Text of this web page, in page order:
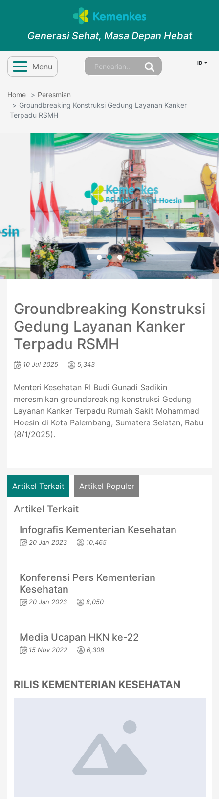
Generasi Sehat, Masa Depan Hebat
Menu ID
Home
Peresmian
Groundbreaking Konstruksi Gedung Layanan Kanker
Terpadu RSMH
Groundbreaking Konstruksi
Gedung Layanan Kanker
Terpadu RSMH
10 Jul 2025 5,343
Menteri Kesehatan RI Budi Gunadi Sadikin
meresmikan groundbreaking konstruksi Gedung
Layanan Kanker Terpadu Rumah Sakit Mohammad
Hoesin di Kota Palembang, Sumatera Selatan, Rabu
(8/1/2025).
Artikel Terkait Artikel Populer
Artikel Terkait
Infografis Kementerian Kesehatan
20 Jan 2023 10,465
Konferensi Pers Kementerian
Kesehatan
20 Jan 2023 8,050
Media Ucapan HKN ke-22
15 Nov 2022 6,308
RILIS KEMENTERIAN KESEHATAN